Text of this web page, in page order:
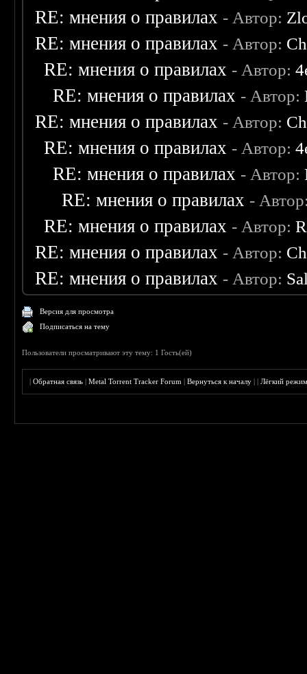
RE: мнения о правилах - Автор:
RE: мнения о правилах - Автор:
RE: мнения о правилах - Автор:
RE: мнения о правилах - Автор:
RE: мнения о правилах - Автор:
RE: мнения о правилах - Автор:
RE: мнения о правилах - Автор:
RE: мнения о правилах -
RE: мнения о правилах - Автор:
RE: мнения о правилах - Автор:
RE: мнения о правилах - Автор:
Версия для просмотра
Подписаться на тему
Пользователи просматривают эту тему: 1 Гость(ей)
|Обратная связь |Metal Torrent Tracker Forum |Вернуться к началу ||Лёгкий